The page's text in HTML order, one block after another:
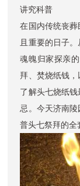
讲究科普
在国内传统丧
且重要的日子
魂魄归家探亲
拜、焚烧纸钱
了解头七烧纸
忌。今天济南
普头七祭拜的全